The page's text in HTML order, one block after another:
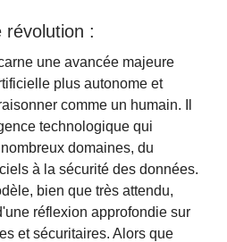
révolution :
une avancée majeure
plus autonome et
comme un humain. Il
technologique qui
domaines, du
à la sécurité des données.
bien que très attendu,
réflexion approfondie sur
et sécuritaires. Alors que